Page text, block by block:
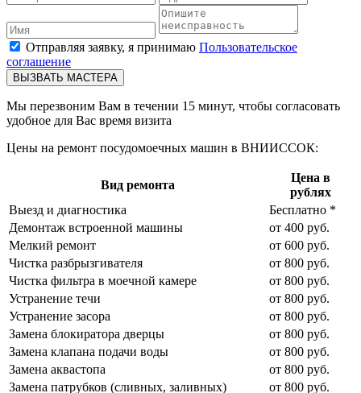
Отправляя заявку, я принимаю Пользовательское
соглашение
ВЫЗВАТЬ МАСТЕРА
Мы перезвоним Вам в течении 15 минут, чтобы согласовать
удобное для Вас время визита
Цены на ремонт посудомоечных машин в ВНИИССОК:
Вид ремонта
Цена в
рублях
Выезд и диагностика
Бесплатно *
Демонтаж встроенной машины
от 400 руб.
Мелкий ремонт
от 600 руб.
Чистка разбрызгивателя
от 800 руб.
Чистка фильтра в моечной камере
от 800 руб.
Устранение течи
от 800 руб.
Устранение засора
от 800 руб.
Замена блокиратора дверцы
от 800 руб.
Замена клапана подачи воды
от 800 руб.
Замена аквастопа
от 800 руб.
Замена патрубков (сливных, заливных)
от 800 руб.